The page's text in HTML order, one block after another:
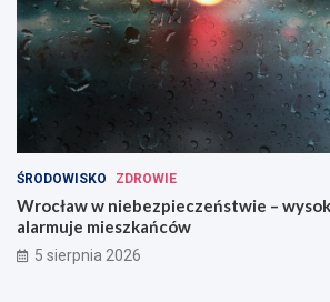
ŚRODOWISKO ZDROWIE
Wrocław w niebezpieczeństwie –
alarmuje mieszkańców
5 sierpnia 2026